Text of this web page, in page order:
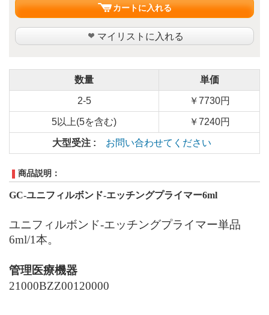
カートに入れる
マイリストに入れる
数量 単価
2-5 ￥7730円
5以上(5を含む) ￥7240円
大型受注 : お問い合わせてください
商品説明：
GC-ユニフィルボンド-エッチングプライマー6ml
ユニフィルボンド-エッチングプライマー単品
6ml/1本。
管理医療機器
21000BZZ00120000